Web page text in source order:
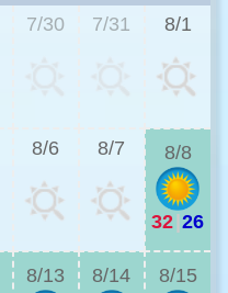
7/30 7/31 8/1
8/6 8/7 8/8
32|26
8/13 8/14 8/15